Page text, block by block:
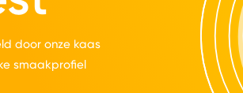
door onze kaas
smaakprofiel